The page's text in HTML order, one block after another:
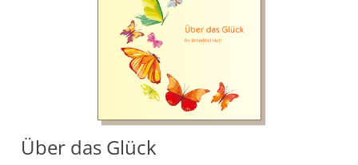
Über das Glück